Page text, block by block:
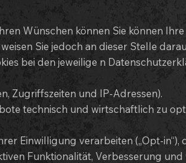
Wünschen können Sie können
Sie jedoch an dieser Stelle
bei den jeweilige n
Zugriffszeiten und IP-Adressen).
technisch und wirtschaftlich zu
Einwilligung verarbeiten („Opt-in“),
Funktionalität, Verbesserung